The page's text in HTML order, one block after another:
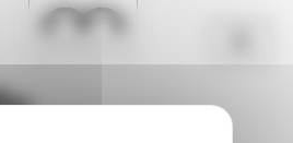
cookies